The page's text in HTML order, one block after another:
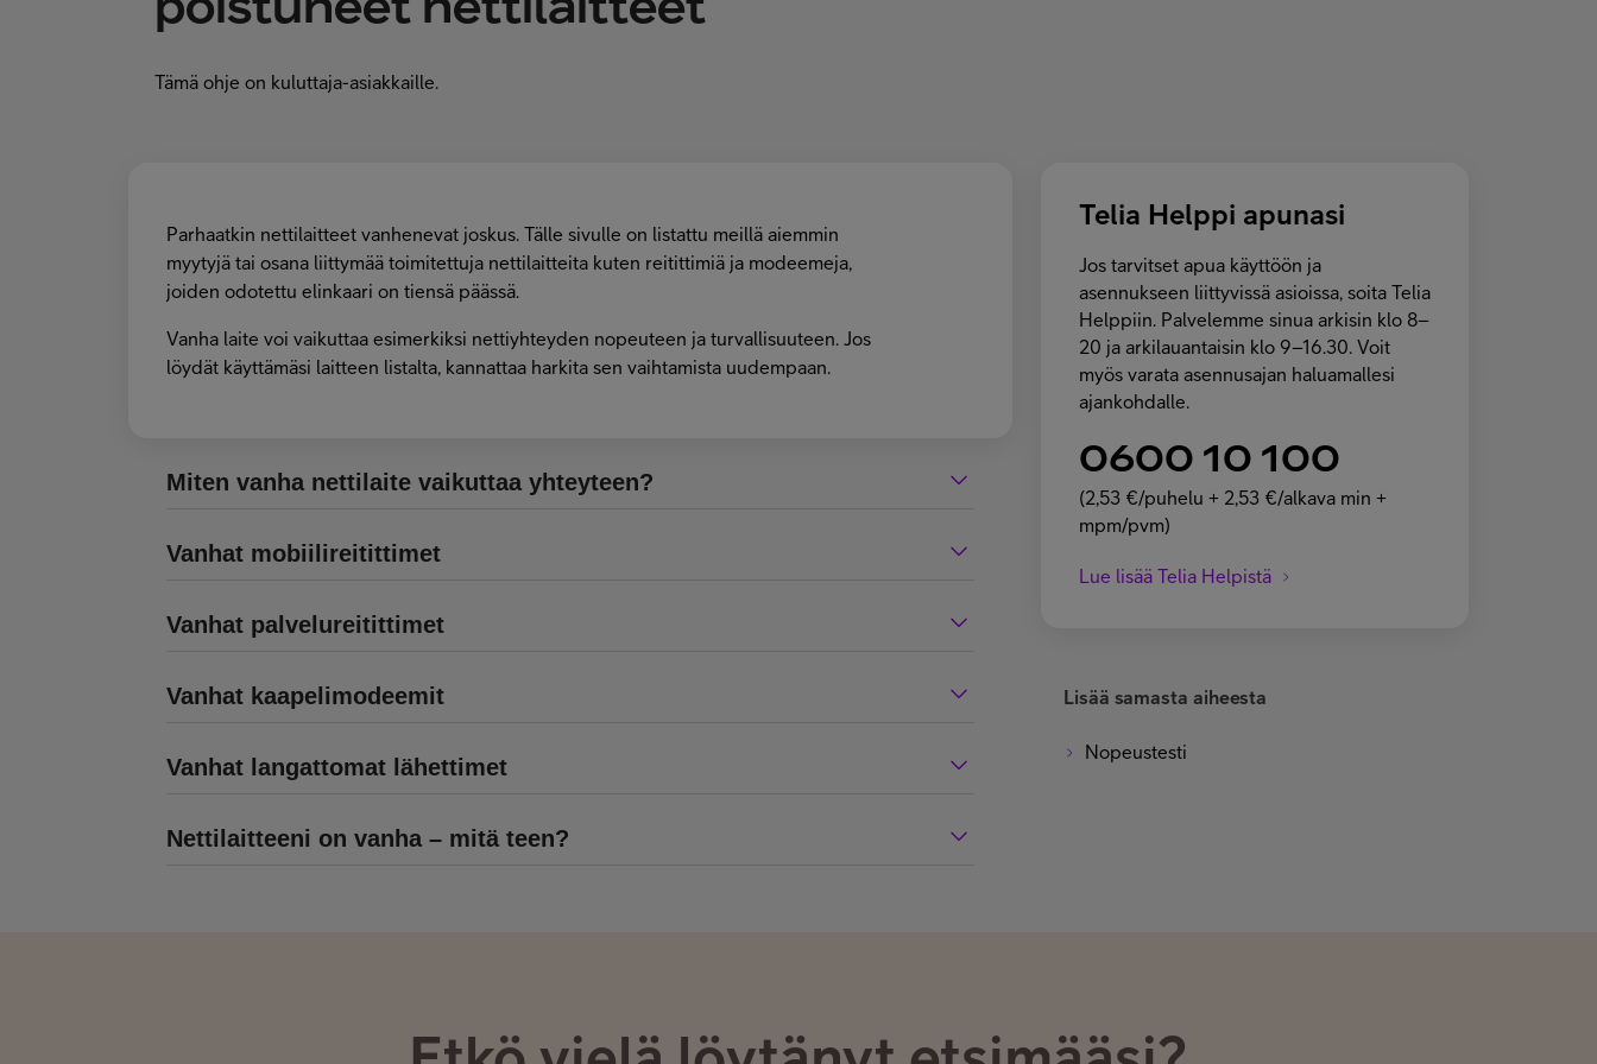
Tämä ohje on kuluttaja-asiakkaille.
Parhaatkin nettilaitteet vanhenevat joskus. Tälle sivulle on listattu meillä aiemmin
myytyjä tai osana liittymää toimitettuja nettilaitteita kuten reitittimiä ja modeemeja,
joiden odotettu elinkaari on tiensä päässä.
Vanha laite voi vaikuttaa esimerkiksi nettiyhteyden nopeuteen ja turvallisuuteen. Jos
löydät käyttämäsi laitteen listalta, kannattaa harkita sen vaihtamista uudempaan.
Miten vanha nettilaite vaikuttaa yhteyteen?
Vanhat mobiilireitittimet
Vanhat palvelureitittimet
Vanhat kaapelimodeemit
Vanhat langattomat lähettimet
Nettilaitteeni on vanha – mitä teen?
Telia Helppi apunasi
Jos tarvitset apua käyttöön ja
asennukseen liittyvissä asioissa, soita Telia
Helppiin. Palvelemme sinua arkisin klo 8–
20 ja arkilauantaisin klo 9–16.30. Voit
myös varata asennusajan haluamallesi
ajankohdalle.
0600 10 100
(2,53 €/puhelu + 2,53 €/alkava min +
mpm/pvm)
Lue lisää Telia Helpistä
Lisää samasta aiheesta
Nopeustesti